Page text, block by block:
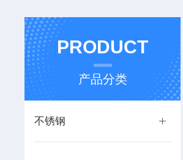
PRODUCT
产品分类
不锈钢